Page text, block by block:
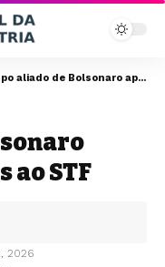
aliado de Bolsonaro apoia Jorge Messias ao STF
ao STF
2026